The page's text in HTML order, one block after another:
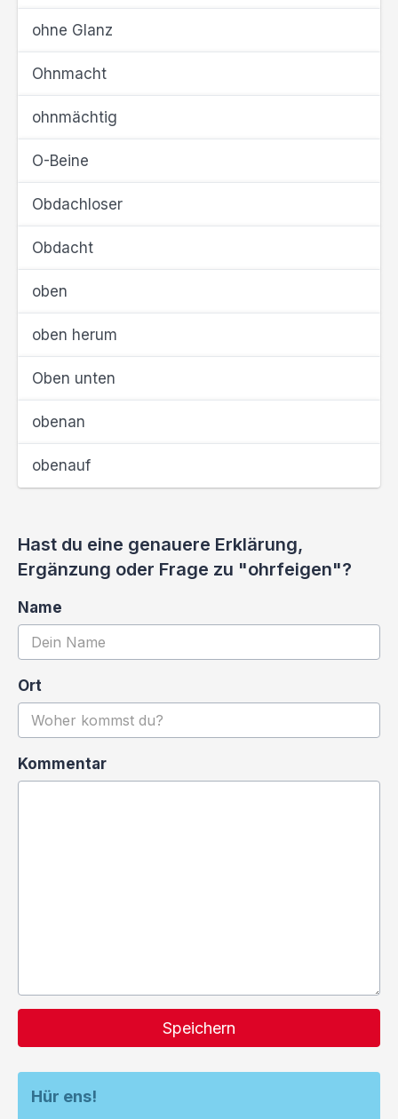
ohne Glanz
Ohnmacht
ohnmächtig
O-Beine
Obdachloser
Obdacht
oben
oben herum
Oben unten
obenan
obenauf
Hast du eine genauere Erklärung,
Ergänzung oder Frage zu "ohrfeigen"?
Name
Ort
Kommentar
Speichern
Hür ens!